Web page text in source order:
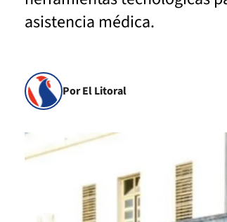
asistencia médica.
Por El Litoral